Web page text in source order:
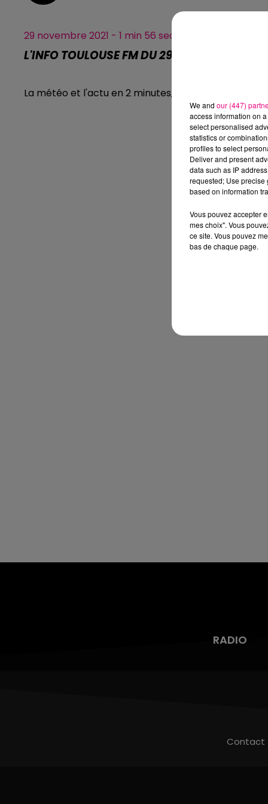
29 novembre 2021 - 1 min 56 sec
L'INFO TOULOUSE FM DU 29.11.2021 À 11H00
La météo et l'actu en 2 minutes, l'info Toulouse FM.
RADIO
Contact
We and our (447)
access information on
select personalised
statistics or
profiles to select
Deliver and present
data such as IP
requested; Use precise
based on information
Vous pouvez accepter
mes choix". Vous
ce site. Vous pouvez
bas de chaque page.